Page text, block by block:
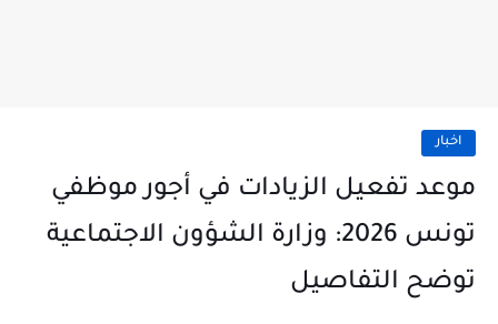
اخبار
موعد تفعيل الزيادات في أجور موظفي
تونس 2026: وزارة الشؤون الاجتماعية
توضح التفاصيل